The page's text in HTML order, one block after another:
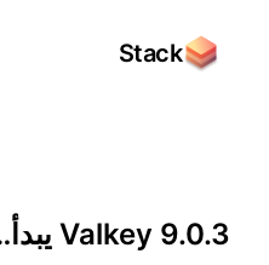
Stack
Valkey 9.0.3 يبدأ…